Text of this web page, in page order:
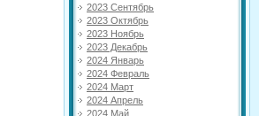
2023 Сентябрь
2023 Октябрь
2023 Ноябрь
2023 Декабрь
2024 Январь
2024 Февраль
2024 Март
2024 Апрель
2024 Май